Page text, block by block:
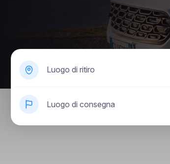
Luogo di ritiro
Luogo di consegna